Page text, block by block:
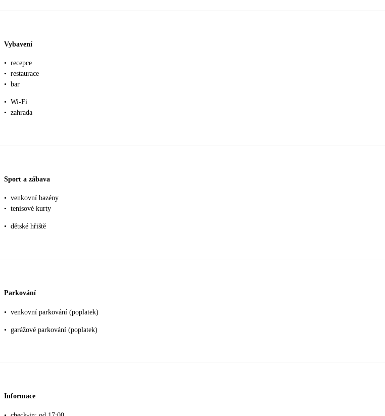
Vybavení
• recepce
• restaurace
• bar
• Wi-Fi
• zahrada
Sport a zábava
• venkovní bazény
• tenisové kurty
• dětské hřiště
Parkování
• venkovní parkování (poplatek)
• garážové parkování (poplatek)
Informace